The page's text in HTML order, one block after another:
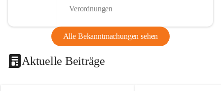
Verordnungen
Alle Bekanntmachungen sehen
Aktuelle Beiträge